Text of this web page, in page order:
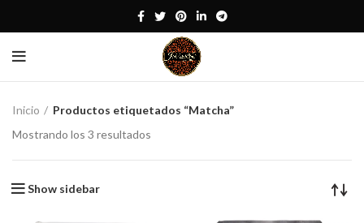
Inicio
Productos etiquetados “Matcha”
Mostrando los 3 resultados
Show sidebar